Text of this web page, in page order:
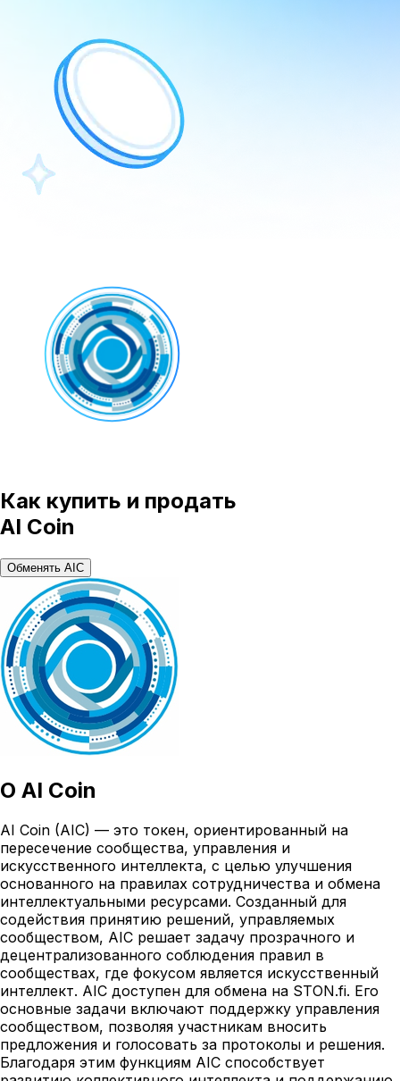
Как купить и продать
AI Coin
Обменять AIC
О AI Coin
AI Coin (AIC) — это токен, ориентированный на
пересечение сообщества, управления и
искусственного интеллекта, с целью улучшения
основанного на правилах сотрудничества и обмена
интеллектуальными ресурсами. Созданный для
содействия принятию решений, управляемых
сообществом, AIC решает задачу прозрачного и
децентрализованного соблюдения правил в
сообществах, где фокусом является искусственный
интеллект. AIC доступен для обмена на STON.fi. Его
основные задачи включают поддержку управления
сообществом, позволяя участникам вносить
предложения и голосовать за протоколы и решения.
Благодаря этим функциям AIC способствует